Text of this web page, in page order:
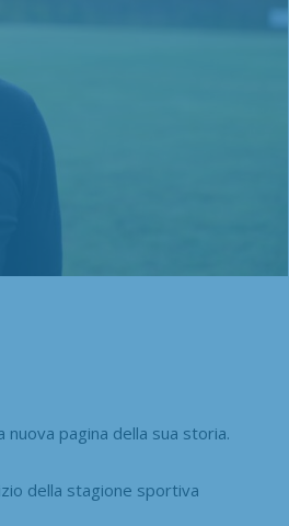
nuova pagina della sua storia.
della stagione sportiva